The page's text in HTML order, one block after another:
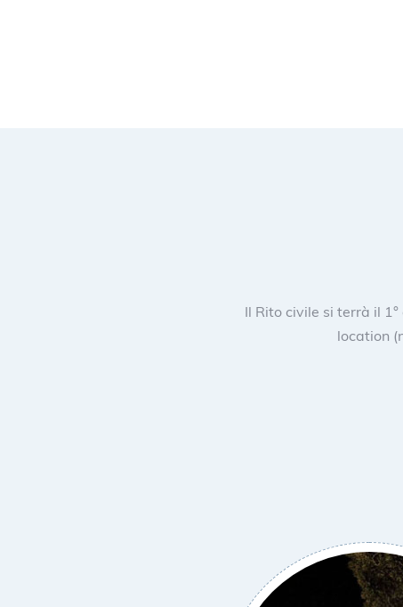
Il Rito civile si terrà il
location